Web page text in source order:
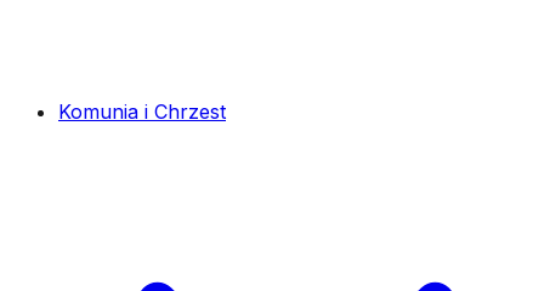
Komunia i Chrzest